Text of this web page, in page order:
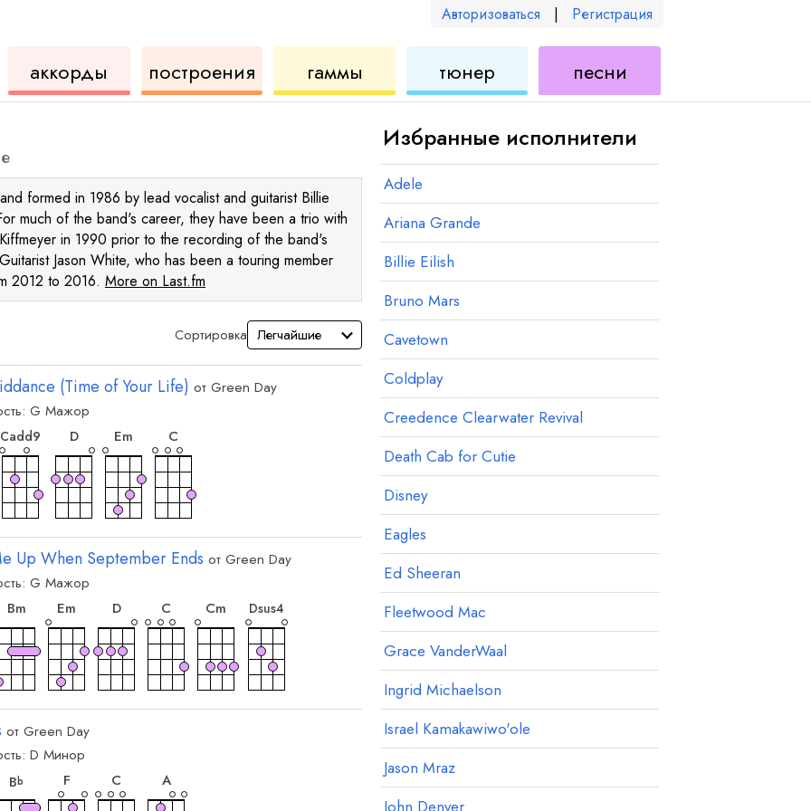
Авторизоваться | Регистрация
аккорды
для
укулеле
инструмент
для
построения
аккордов
гаммы
для
тюнер песни
для
formed in 1986 by lead vocalist and guitarist Billie
much of the band's career, they have been a trio with
in 1990 prior to the recording of the band's
Jason White, who has been a touring member
2012 to 2016. More on Last.fm
Сортировка
(Time of Your Life) от Green Day
G Мажор
Cadd9
аккорд
D
аккорд
Em
C
Up When September Ends от Green Day
G Мажор
Bm
аккорд
Em
аккорд
D
C
Cm Dsus4
от Green Day
D Минор
Bb
аккорд
F
аккорд
C
A
Избранные исполнители
Adele
Ariana Grande
Billie Eilish
Bruno Mars
Cavetown
Coldplay
Creedence Clearwater Revival
Death Cab for Cutie
Disney
Eagles
Ed Sheeran
Fleetwood Mac
Grace VanderWaal
Ingrid Michaelson
Israel Kamakawiwo'ole
Jason Mraz
John Denver